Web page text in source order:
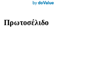
Πρωτοσέλιδο